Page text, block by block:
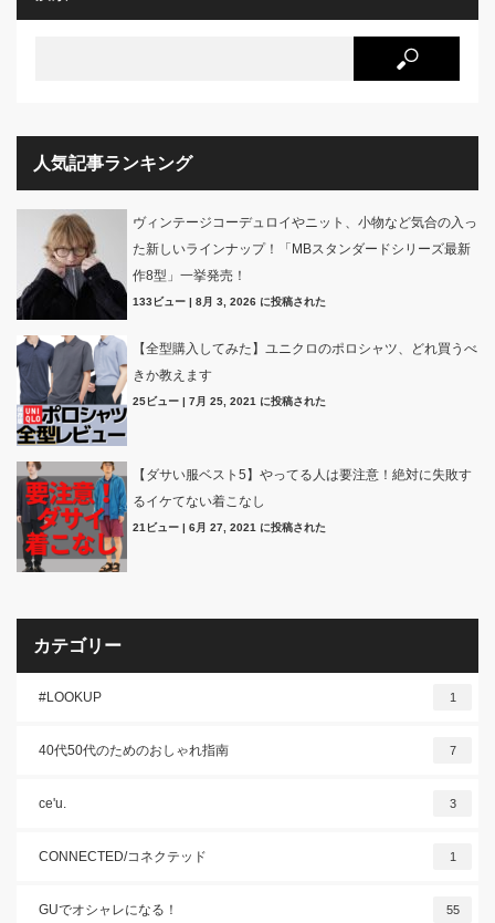
人気記事ランキング
ヴィンテージコーデュロイやニット、小物など気合の入っ
た新しいラインナップ！「MBスタンダードシリーズ最新
作8型」一挙発売！
133ビュー | 8月 3, 2026 に投稿された
【全型購入してみた】ユニクロのポロシャツ、どれ買うべ
きか教えます
25ビュー | 7月 25, 2021 に投稿された
【ダサい服ベスト5】やってる人は要注意！絶対に失敗す
るイケてない着こなし
21ビュー | 6月 27, 2021 に投稿された
カテゴリー
#LOOKUP 1
40代50代のためのおしゃれ指南 7
ce'u. 3
CONNECTED/コネクテッド 1
GUでオシャレになる！ 55